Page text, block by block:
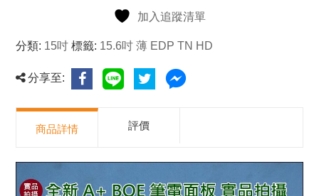
加入追蹤清單
分類: 15吋 標籤: 15.6吋 薄 EDP TN HD
分享至:
商品詳情 評價